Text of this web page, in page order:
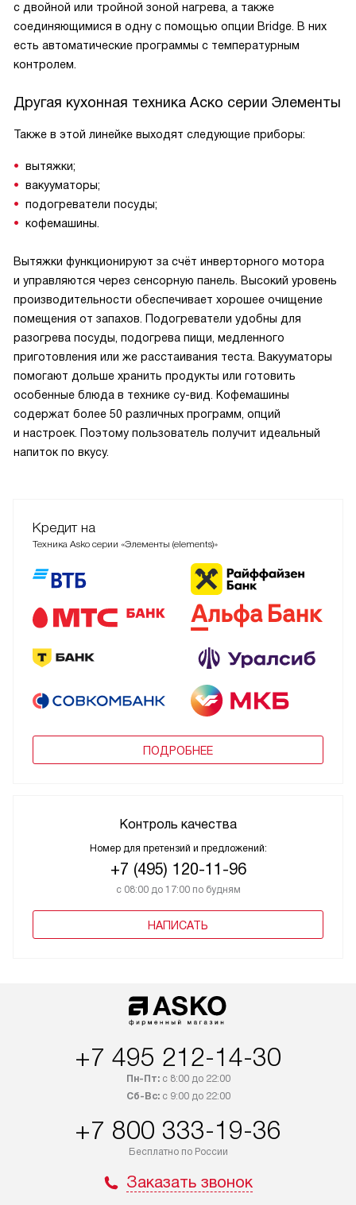
с двойной или тройной зоной нагрева, а также
соединяющимися в одну с помощью опции Bridge. В них
есть автоматические программы c температурным
контролем.
Другая кухонная техника Аско серии Элементы
Также в этой линейке выходят следующие приборы:
вытяжки;
вакууматоры;
подогреватели посуды;
кофемашины.
Вытяжки функционируют за счёт инверторного мотора
и управляются через сенсорную панель. Высокий уровень
производительности обеспечивает хорошее очищение
помещения от запахов. Подогреватели удобны для
разогрева посуды, подогрева пищи, медленного
приготовления или же расстаивания теста. Вакууматоры
помогают дольше хранить продукты или готовить
особенные блюда в технике су-вид. Кофемашины
содержат более 50 различных программ, опций
и настроек. Поэтому пользователь получит идеальный
напиток по вкусу.
Кредит на
Техника Asko серии «Элементы (elements)»
ПОДРОБНЕЕ
Контроль качества
Номер для претензий и предложений:
+7 (495) 120-11-96
с 08:00 до 17:00 по будням
НАПИСАТЬ
+7 495 212-14-30
Пн-Пт:с 8:00 до 22:00
Сб-Вс:с 9:00 до 22:00
+7 800 333-19-36
Бесплатно по России
Заказать звонок